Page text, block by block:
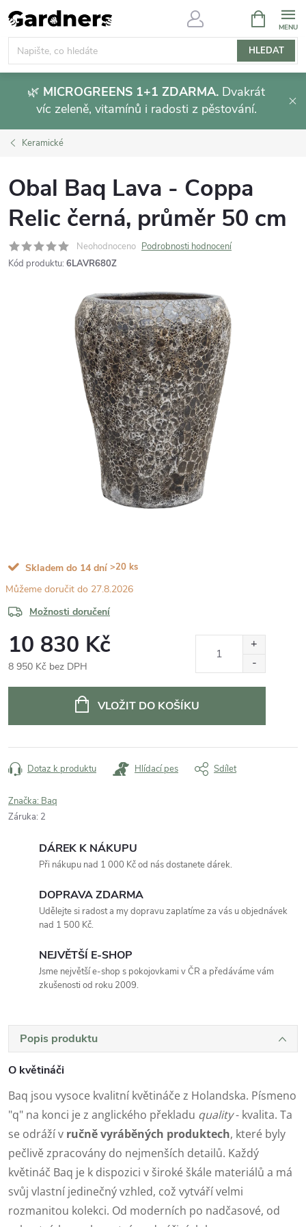
Přejít
na
obsah
HLEDAT
NÁKUPNÍ
KOŠÍK
🌿 MICROGREENS 1+1 ZDARMA. Dvakrát
víc zeleně, vitamínů i radosti z pěstování.
Keramické
Obal Baq Lava - Coppa
Relic černá, průměr 50 cm
Neohodnoceno Podrobnosti hodnocení
Kód produktu: 6LAVR680Z
Skladem do 14 dní >20 ks
27.8.2026
Možnosti doručení
10 830 Kč
8 950 Kč bez DPH
VLOŽIT DO KOŠÍKU
Dotaz k produktu Hlídací pes Sdílet
Značka: Baq
Záruka: 2
DÁREK K NÁKUPU
Při nákupu nad 1 000 Kč od nás dostanete dárek.
DOPRAVA ZDARMA
Udělejte si radost a my dopravu zaplatíme za vás u objednávek
nad 1 500 Kč.
NEJVĚTŠÍ E-SHOP
Jsme největší e-shop s pokojovkami v ČR a předáváme vám
zkušenosti od roku 2009.
Popis produktu
O květináči
Baq jsou vysoce kvalitní květináče z Holandska. Písmeno
"q" na konci je z anglického překladu quality- kvalita. Ta
se odráží v ručně vyráběných produktech, které byly
pečlivě zpracovány do nejmenších detailů. Každý
květináč Baq je k dispozici v široké škále materiálů a má
svůj vlastní jedinečný vzhled, což vytváří velmi
rozmanitou kolekci. Od moderních po nadčasové, od